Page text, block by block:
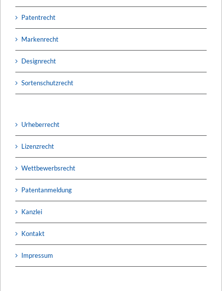
Patentrecht
Markenrecht
Designrecht
Sortenschutzrecht
Urheberrecht
Lizenzrecht
Wettbewerbsrecht
Patentanmeldung
Kanzlei
Kontakt
Impressum